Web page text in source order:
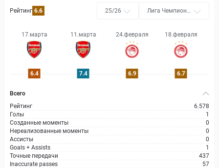
Рейтинг 6.6 25/26
Лига Чемпионо
17.марта 11.марта 24.февраля 18.февраля
6.4 7.4 6.9 6.7
Всего
Рейтинг
6.578
Голы
1
Созданные моменты
0
Нереализованные моменты
0
Ассисты
0
Goals + Assists
1
Точные передачи
437
Inaccurate passes
57